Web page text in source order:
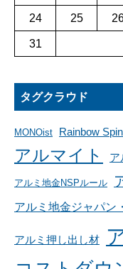
24 25
31
タグクラウド
MONOist Rainbow
アルマイト ア
アルミ地金NSPルール
アルミ地金ジャパン
アルミ押し出し材